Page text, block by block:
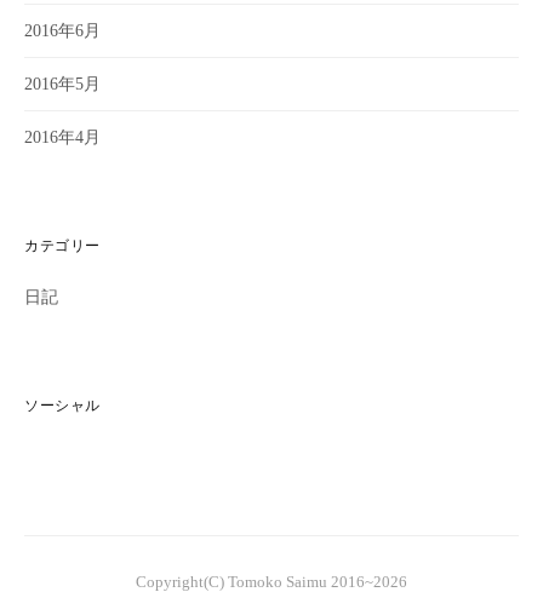
2016年6月
2016年5月
2016年4月
カテゴリー
日記
ソーシャル
Copyright(C) Tomoko Saimu 2016~2026